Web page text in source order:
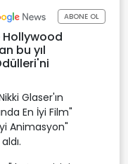
ABONE OL
bu yıl
Glaser'ın
En İyi Film"
Animasyon"